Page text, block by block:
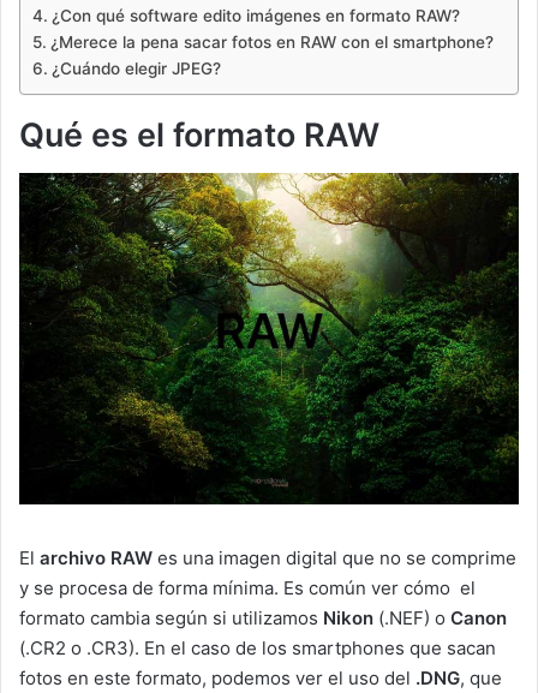
¿Con qué software edito imágenes en formato RAW?
¿Merece la pena sacar fotos en RAW con el smartphone?
¿Cuándo elegir JPEG?
Qué es el formato RAW
El archivo RAW es una imagen digital que no se comprime
y se procesa de forma mínima. Es común ver cómo el
formato cambia según si utilizamos Nikon (.NEF) o Canon
(.CR2 o .CR3). En el caso de los smartphones que sacan
fotos en este formato, podemos ver el uso del .DNG, que